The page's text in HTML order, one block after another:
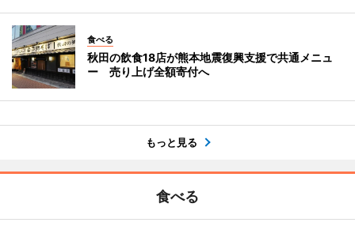
食べる
秋田の飲食18店が熊本地震復興支援で共通メニュ
ー 売り上げ全額寄付へ
もっと見る
食べる